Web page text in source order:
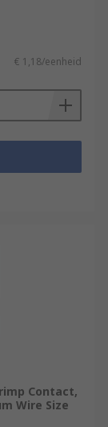
€ 1,18/eenheid
Contact,
Wire Size